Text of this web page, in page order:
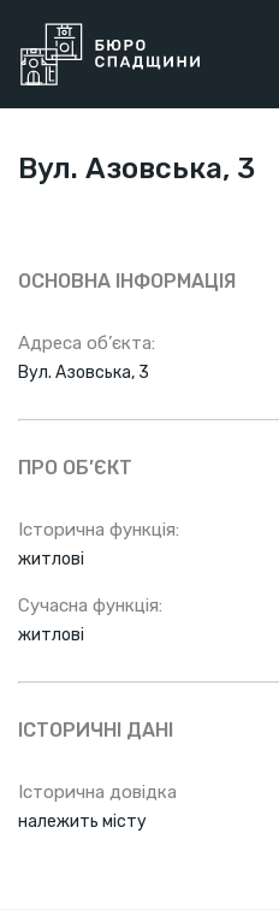
Вул. Азовська, 3
ОСНОВНА ІНФОРМАЦІЯ
Адреса об’єкта:
Вул. Азовська, 3
ПРО ОБ’ЄКТ
Історична функція:
житлові
Сучасна функція:
житлові
ІСТОРИЧНІ ДАНІ
Історична довідка
належить місту